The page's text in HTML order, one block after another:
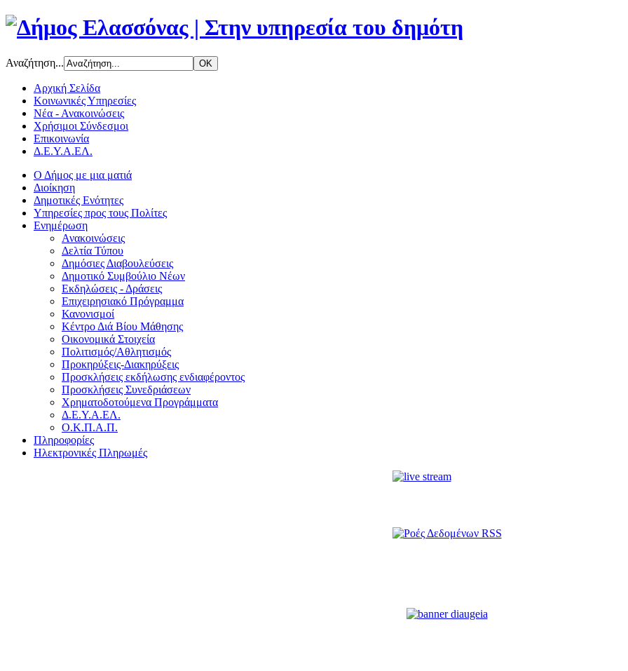
Αναζήτηση...
Αρχική Σελίδα
Κοινωνικές Υπηρεσίες
Νέα - Ανακοινώσεις
Χρήσιμοι Σύνδεσμοι
Επικοινωνία
Δ.Ε.Υ.Α.ΕΛ.
Ο Δήμος με μια ματιά
Διοίκηση
Δημοτικές Ενότητες
Υπηρεσίες προς τους Πολίτες
Ενημέρωση
Ανακοινώσεις
Δελτία Τύπου
Δημόσιες Διαβουλεύσεις
Δημοτικό Συμβούλιο Νέων
Εκδηλώσεις - Δράσεις
Επιχειρησιακό Πρόγραμμα
Κανονισμοί
Κέντρο Διά Βίου Μάθησης
Οικονομικά Στοιχεία
Πολιτισμός/Αθλητισμός
Προκηρύξεις-Διακηρύξεις
Προσκλήσεις εκδήλωσης ενδιαφέροντος
Προσκλήσεις Συνεδριάσεων
Χρηματοδοτούμενα Προγράμματα
Δ.Ε.Υ.Α.ΕΛ.
Ο.Κ.Π.Α.Π.
Πληροφορίες
Ηλεκτρονικές Πληρωμές